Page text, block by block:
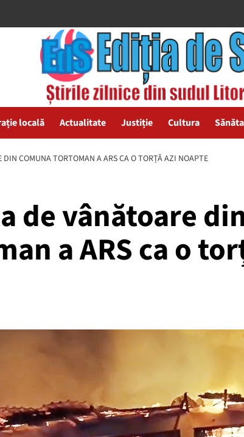
locală Actualitate Justiție Cultura
DIN COMUNA TORTOMAN A ARS CA O TORȚĂ AZI NOAPTE
de vânătoare
a ARS ca o